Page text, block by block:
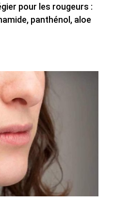
pour les rougeurs :
panthénol, aloe